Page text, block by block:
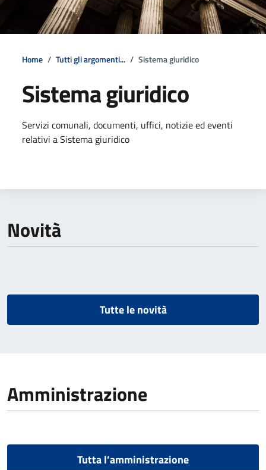
Home Tutti gli argomenti... Sistema giuridico
Sistema giuridico
Dettagli della notizia
Servizi comunali, documenti, uffici, notizie ed eventi
relativi a Sistema giuridico
Novità
Tutte le novità
Amministrazione
Tutta l’amministrazione